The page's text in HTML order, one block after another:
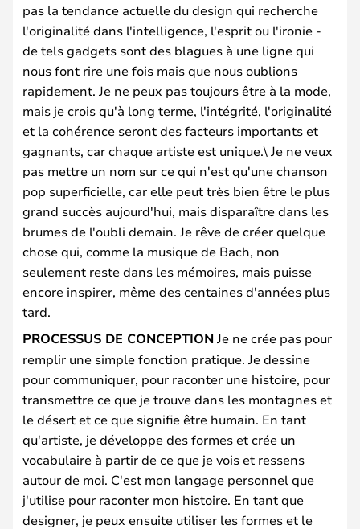
pas la tendance actuelle du design qui recherche
l'originalité dans l'intelligence, l'esprit ou l'ironie -
de tels gadgets sont des blagues à une ligne qui
nous font rire une fois mais que nous oublions
rapidement. Je ne peux pas toujours être à la mode,
mais je crois qu'à long terme, l'intégrité, l'originalité
et la cohérence seront des facteurs importants et
gagnants, car chaque artiste est unique.\ Je ne veux
pas mettre un nom sur ce qui n'est qu'une chanson
pop superficielle, car elle peut très bien être le plus
grand succès aujourd'hui, mais disparaître dans les
brumes de l'oubli demain. Je rêve de créer quelque
chose qui, comme la musique de Bach, non
seulement reste dans les mémoires, mais puisse
encore inspirer, même des centaines d'années plus
tard.
PROCESSUS DE CONCEPTION Je ne crée pas pour
remplir une simple fonction pratique. Je dessine
pour communiquer, pour raconter une histoire, pour
transmettre ce que je trouve dans les montagnes et
le désert et ce que signifie être humain. En tant
qu'artiste, je développe des formes et crée un
vocabulaire à partir de ce que je vois et ressens
autour de moi. C'est mon langage personnel que
j'utilise pour raconter mon histoire. En tant que
designer, je peux ensuite utiliser les formes et le